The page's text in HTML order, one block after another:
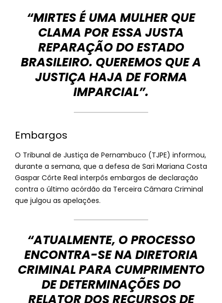
“MIRTES É UMA MULHER QUE
CLAMA POR ESSA JUSTA
REPARAÇÃO DO ESTADO
BRASILEIRO. QUEREMOS QUE A
JUSTIÇA HAJA DE FORMA
IMPARCIAL”.
Embargos
O Tribunal de Justiça de Pernambuco (TJPE) informou,
durante a semana, que a defesa de Sari Mariana Costa
Gaspar Côrte Real interpôs embargos de declaração
contra o último acórdão da Terceira Câmara Criminal
que julgou as apelações.
“ATUALMENTE, O PROCESSO
ENCONTRA-SE NA DIRETORIA
CRIMINAL PARA CUMPRIMENTO
DE DETERMINAÇÕES DO
RELATOR DOS RECURSOS DE